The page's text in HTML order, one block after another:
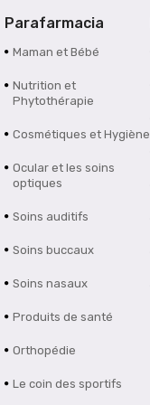
Parafarmacia
Maman et Bébé
Nutrition et
Phytothérapie
Cosmétiques et Hygiène
Ocular et les soins
optiques
Soins auditifs
Soins buccaux
Soins nasaux
Produits de santé
Orthopédie
Le coin des sportifs